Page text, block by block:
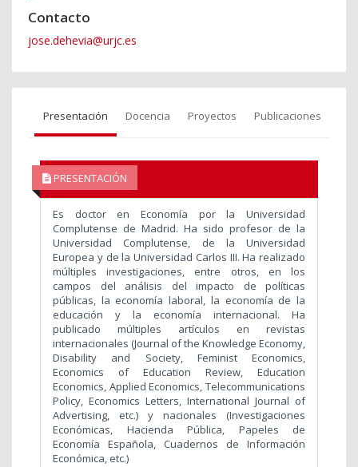
Contacto
jose.dehevia@urjc.es
Presentación Docencia Proyectos Publicaciones
PRESENTACIÓN
Es doctor en Economía por la Universidad
Complutense de Madrid. Ha sido profesor de la
Universidad Complutense, de la Universidad
Europea y de la Universidad Carlos III. Ha realizado
múltiples investigaciones, entre otros, en los
campos del análisis del impacto de políticas
públicas, la economía laboral, la economía de la
educación y la economía internacional. Ha
publicado múltiples artículos en revistas
internacionales (Journal of the Knowledge Economy,
Disability and Society, Feminist Economics,
Economics of Education Review, Education
Economics, Applied Economics, Telecommunications
Policy, Economics Letters, International Journal of
Advertising, etc.) y nacionales (Investigaciones
Económicas, Hacienda Pública, Papeles de
Economía Española, Cuadernos de Información
Económica, etc.)